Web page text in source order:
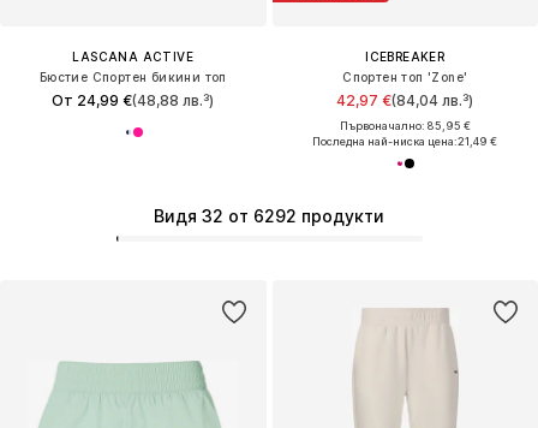
LASCANA ACTIVE
Бюстие Спортен бикини топ
От 24,99 €(48,88 лв.³)
ICEBREAKER
Спортен топ 'Zone'
42,97 €(84,04 лв.³)
Първоначално: 85,95 €
Последна най-ниска цена:21,49 €
Видя 32 от 6292 продукти